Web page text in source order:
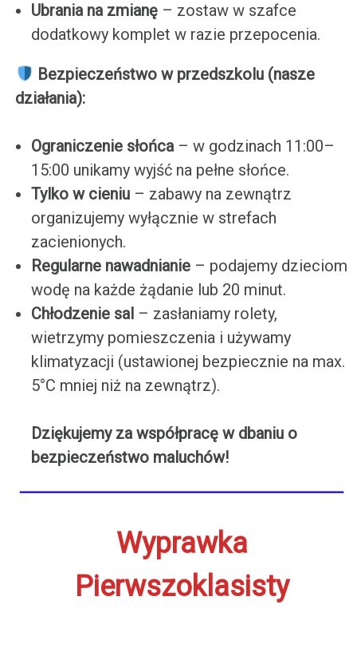
Ubrania na zmianę – zostaw w szafce
dodatkowy komplet w razie przepocenia.
️ Bezpieczeństwo w przedszkolu (nasze
działania):
Ograniczenie słońca– w godzinach 11:00–
15:00 unikamy wyjść na pełne słońce.
Tylko w cieniu – zabawy na zewnątrz
organizujemy wyłącznie w strefach
zacienionych.
Regularne nawadnianie – podajemy dzieciom
wodę na każde żądanie lub 20 minut.
Chłodzenie sal – zasłaniamy rolety,
wietrzymy pomieszczenia i używamy
klimatyzacji (ustawionej bezpiecznie na max.
5°C mniej niż na zewnątrz).
Dziękujemy za współpracę w dbaniu o
bezpieczeństwo maluchów!
Wyprawka
Pierwszoklasisty